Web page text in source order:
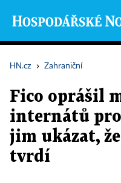
HN.cz › Zahraniční
Fico oprášil
internátů pro
jim ukázat,
tvrdí